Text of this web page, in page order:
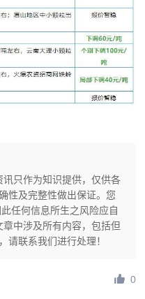
只作为知识提供，仅供各
性及完整性做出保证。您
任何信息所生之风险应自
中涉及所有内容，包括但
请联系我们进行处理！
0